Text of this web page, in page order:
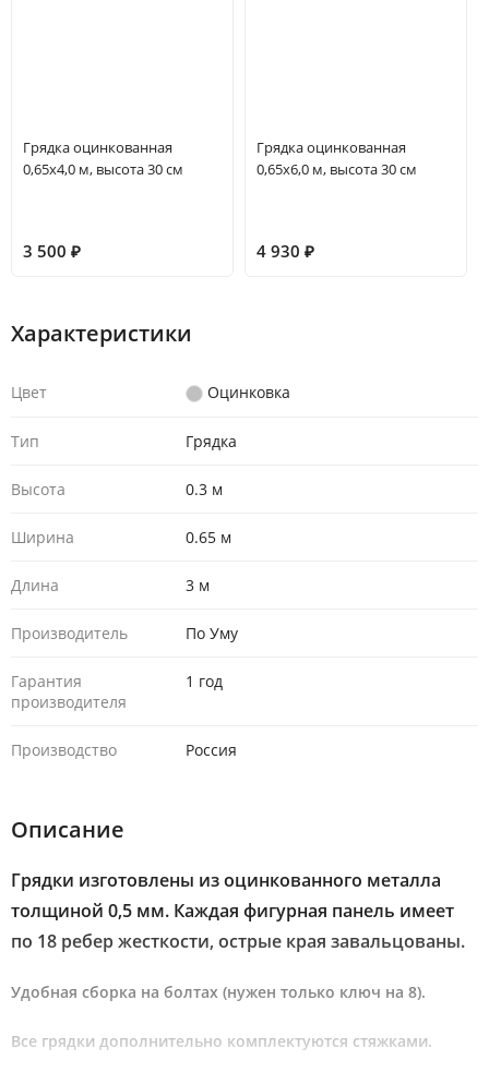
Грядка оцинкованная
0,65х4,0 м, высота 30 см
3 500 ₽
Грядка оцинкованная
0,65х6,0 м, высота 30 см
4 930 ₽
Характеристики
Цвет Оцинковка
Тип Грядка
Высота 0.3 м
Ширина 0.65 м
Длина 3 м
Производитель По Уму
Гарантия
производителя
1 год
Производство Россия
Описание
Грядки изготовлены из оцинкованного металла
толщиной 0,5 мм. Каждая фигурная панель имеет
по 18 ребер жесткости, острые края завальцованы.
Удобная сборка на болтах (нужен только ключ на 8).
Все грядки дополнительно комплектуются стяжками.